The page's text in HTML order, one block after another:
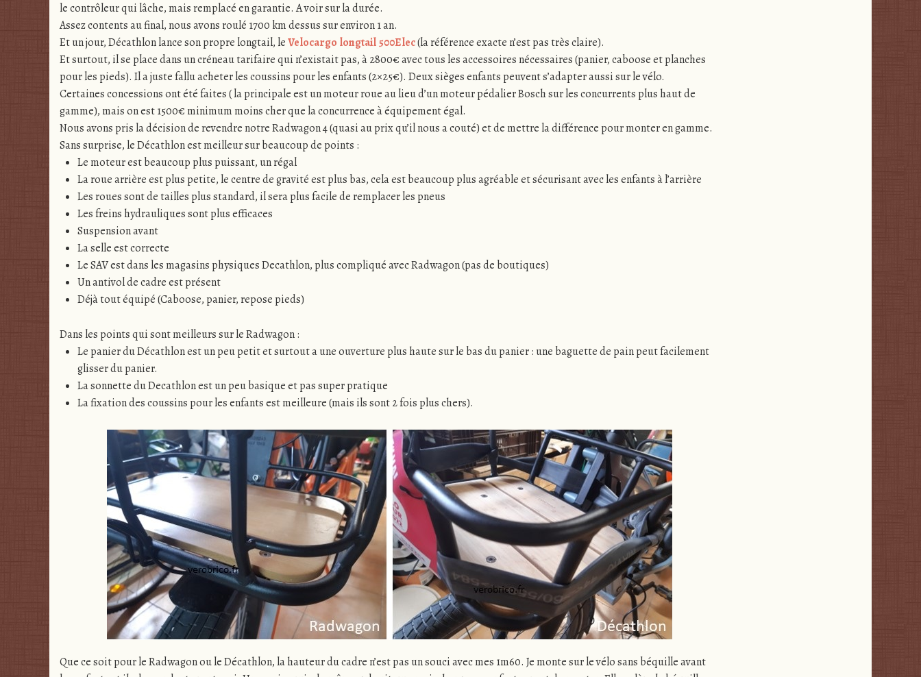
le contrôleur qui lâche, mais remplacé en garantie. A voir sur la durée.
Assez contents au final, nous avons roulé 1700 km dessus sur environ 1 an.
Et un jour, Décathlon lance son propre longtail, leVelocargo longtail 500Elec(la référence exacte n’est pas très claire).
Et surtout, il se place dans un créneau tarifaire qui n’existait pas, à 2800€ avec tous les accessoires nécessaires (panier, caboose et planches
pour les pieds). Il a juste fallu acheter les coussins pour les enfants (2×25€). Deux sièges enfants peuvent s’adapter aussi sur le vélo.
Certaines concessions ont été faites ( la principale est un moteur roue au lieu d’un moteur pédalier Bosch sur les concurrents plus haut de
gamme), mais on est 1500€ minimum moins cher que la concurrence à équipement égal.
Nous avons pris la décision de revendre notre Radwagon 4 (quasi au prix qu’il nous a couté) et de mettre la différence pour monter en gamme.
Sans surprise, le Décathlon est meilleur sur beaucoup de points :
Le moteur est beaucoup plus puissant, un régal
La roue arrière est plus petite, le centre de gravité est plus bas, cela est beaucoup plus agréable et sécurisant avec les enfants à l’arrière
Les roues sont de tailles plus standard, il sera plus facile de remplacer les pneus
Les freins hydrauliques sont plus efficaces
Suspension avant
La selle est correcte
Le SAV est dans les magasins physiques Decathlon, plus compliqué avec Radwagon (pas de boutiques)
Un antivol de cadre est présent
Déjà tout équipé (Caboose, panier, repose pieds)
Dans les points qui sont meilleurs sur le Radwagon :
Le panier du Décathlon est un peu petit et surtout a une ouverture plus haute sur le bas du panier : une baguette de pain peut facilement
glisser du panier.
La sonnette du Decathlon est un peu basique et pas super pratique
La fixation des coussins pour les enfants est meilleure (mais ils sont 2 fois plus chers).
Que ce soit pour le Radwagon ou le Décathlon, la hauteur du cadre n’est pas un souci avec mes 1m60. Je monte sur le vélo sans béquille avant